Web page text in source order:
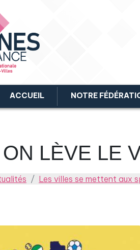
ACCUEIL NOTRE
ON LÈVE LE
Les villes se mettent aux